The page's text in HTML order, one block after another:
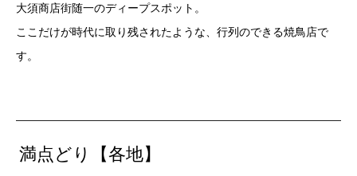
駅から少し歩いた大須商店街にある、昔ながらの焼鳥専門店なんだね！
んだよ～！ 串の本数で勘定するから、...
大須商店街随一のディープスポット。
ここだけが時代に取り残されたような、行列のできる焼鳥店で
す。
満点どり【各地】